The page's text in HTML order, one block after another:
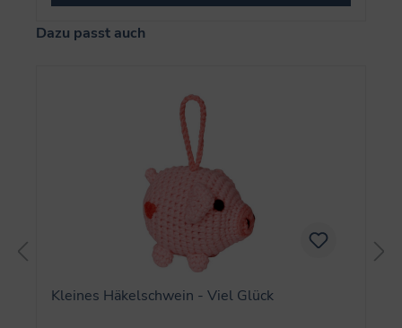
Produktgalerie überspringen
Dazu passt auch
Kleines Häkelschwein - Viel Glück